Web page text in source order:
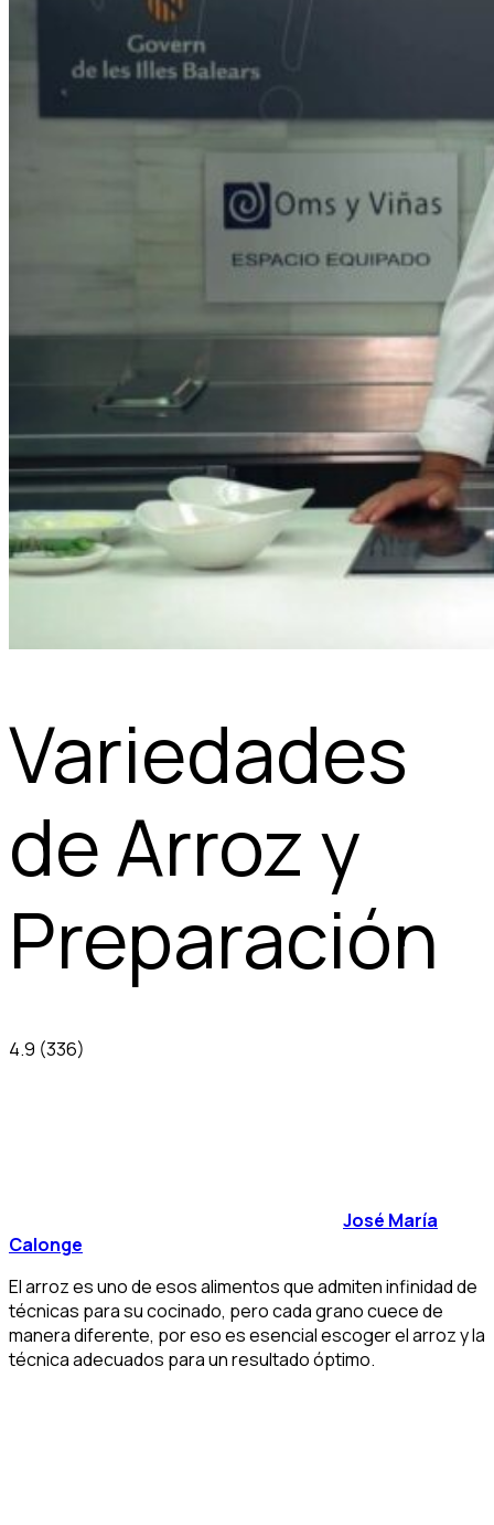
Variedades
de Arroz y
Preparación
4.9 (336)
José María
Calonge
El arroz es uno de esos alimentos que admiten infinidad de
técnicas para su cocinado, pero cada grano cuece de
manera diferente, por eso es esencial escoger el arroz y la
técnica adecuados para un resultado óptimo.